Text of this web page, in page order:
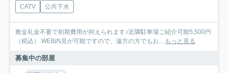
CATV 公共下水
敷金礼金不要で初期費用が抑えられます♪近隣駐車場ご紹介可能5,500円
（税込） WEB内見が可能ですので、遠方の方でもお... もっと見る
募集中の部屋